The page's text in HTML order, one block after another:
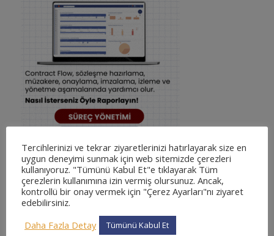
Tercihlerinizi ve tekrar ziyaretlerinizi hatırlayarak size en
uygun deneyimi sunmak için web sitemizde çerezleri
kullanıyoruz. "Tümünü Kabul Et"e tıklayarak Tüm
çerezlerin kullanımına izin vermiş olursunuz. Ancak,
kontrollü bir onay vermek için "Çerez Ayarları"nı ziyaret
edebilirsiniz.
Daha Fazla Detay
Tümünü Kabul Et